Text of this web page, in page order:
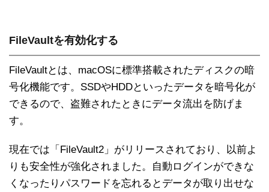
FileVaultを有効化する
FileVaultとは、macOSに標準搭載されたディスクの暗
号化機能です。SSDやHDDといったデータを暗号化が
できるので、盗難されたときにデータ流出を防げま
す。
現在では「FileVault2」がリリースされており、以前よ
りも安全性が強化されました。自動ログインができな
くなったりパスワードを忘れるとデータが取り出せな